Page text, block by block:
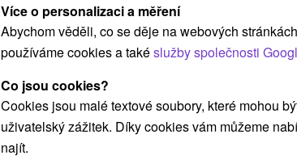
Príjemnú dovolenku v
Více o personalizaci a měření
Abychom věděli, co se děje na webových
používáme cookies a takéslužby společnosti
Co jsou cookies?
Cookies jsou malé textové soubory, které mohou
uživatelský zážitek. Díky cookies vám můžeme
najít.